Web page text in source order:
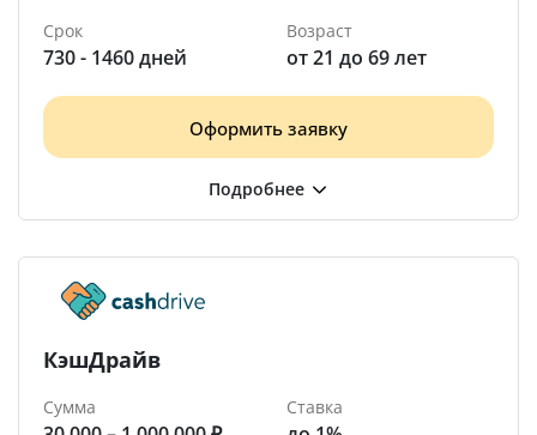
Срок
730 - 1460 дней
Возраст
от 21 до 69 лет
Оформить заявку
КэшДрайв
Сумма Ставка